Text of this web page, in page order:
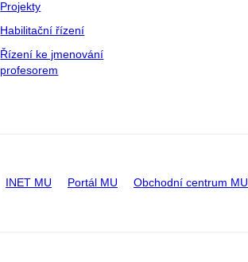
Projekty
Habilitační řízení
Řízení ke jmenování
profesorem
INET MU Portál MU Obchodní centrum MU